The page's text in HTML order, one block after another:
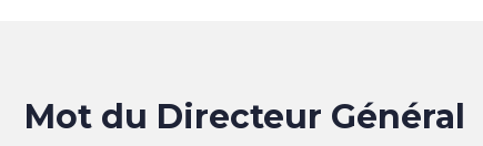
Mot du Directeur Général